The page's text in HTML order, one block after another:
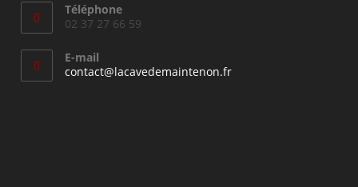
Téléphone
02 37 27 66 59
E-mail
contact@lacavedemaintenon.frS’ouvre